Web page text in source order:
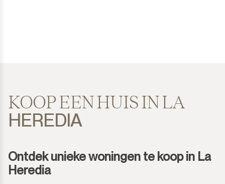
El Paraiso
Estepona
Finca-Cortijo
Percelen
650.000€
700.000€
800.000€
650.000€
KOOP EEN HUIS IN LA
HEREDIA
Ontdek unieke woningen te koop in La
Heredia